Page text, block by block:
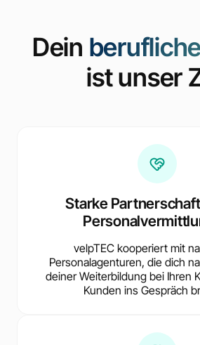
Dein
ist unser
Starke
velpTEC kooperiert mit
Personalagenturen, die dich
deiner Weiterbildung bei Ihren
Kunden ins Gespräch